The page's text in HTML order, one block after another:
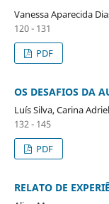
Vanessa Aparecida
120 - 131
PDF
OS DESAFIOS DA
Luís Silva, Carina
132 - 145
PDF
RELATO DE